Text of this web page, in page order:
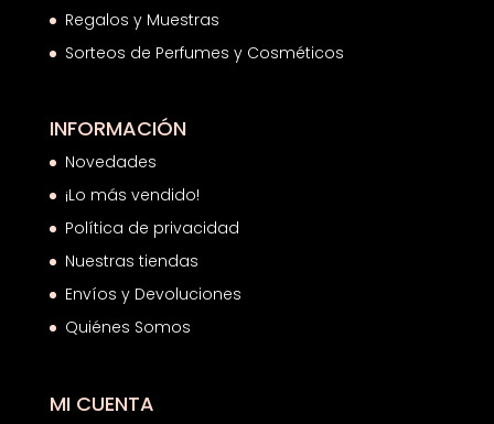
Regalos y Muestras
Sorteos de Perfumes y Cosméticos
INFORMACIÓN
Novedades
¡Lo más vendido!
Política de privacidad
Nuestras tiendas
Envíos y Devoluciones
Quiénes Somos
MI CUENTA